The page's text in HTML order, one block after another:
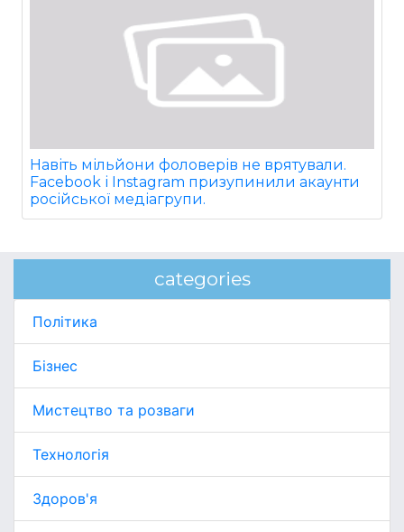
Навіть мільйони фоловерів не врятували.
Facebook і Instagram призупинили акаунти
російської медіагрупи.
categories
Політика
Бізнес
Мистецтво та розваги
Технологія
Здоров'я